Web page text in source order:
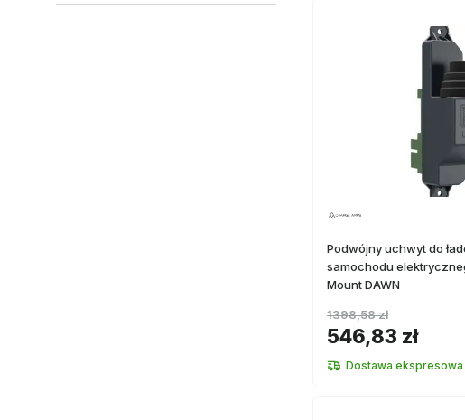
Podwójny uchwyt do
samochodu
Mount DAWN
546,83 zł
1398,58 zł
Dostawa ekspresowa